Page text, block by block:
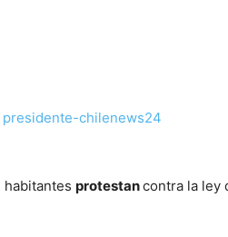
habitantes protestancontra la ley